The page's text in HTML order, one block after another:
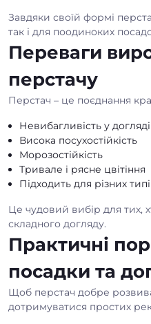
Завдяки своїй формі
так і для поодиноких
Переваги
перстачу
Перстач – це поєднання
Невибагливість у догляді
Висока посухостійкість
Морозостійкість
Тривале і рясне цвітіння
Підходить для різних
Це чудовий вибір для тих,
складного догляду.
Практичні
посадки та
Щоб перстач добре
дотримуватися простих